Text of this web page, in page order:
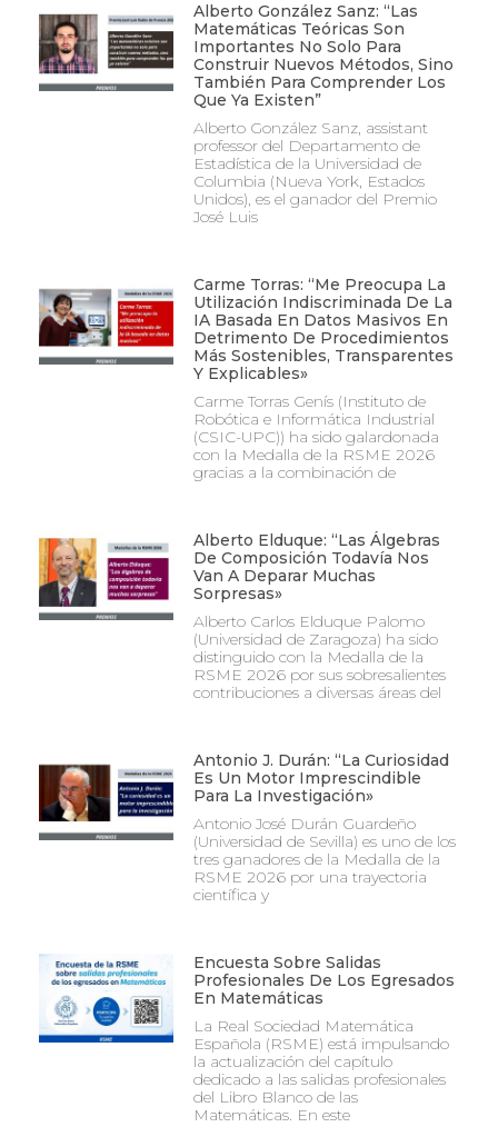
Alberto González Sanz: “Las
Matemáticas Teóricas Son
Importantes No Solo Para
Construir Nuevos Métodos, Sino
También Para Comprender Los
Que Ya Existen”
Alberto González Sanz, assistant
professor del Departamento de
Estadística de la Universidad de
Columbia (Nueva York, Estados
Unidos), es el ganador del Premio
José Luis
Carme Torras: “Me Preocupa La
Utilización Indiscriminada De La
IA Basada En Datos Masivos En
Detrimento De Procedimientos
Más Sostenibles, Transparentes
Y Explicables»
Carme Torras Genís (Instituto de
Robótica e Informática Industrial
(CSIC-UPC)) ha sido galardonada
con la Medalla de la RSME 2026
gracias a la combinación de
Alberto Elduque: “Las Álgebras
De Composición Todavía Nos
Van A Deparar Muchas
Sorpresas»
Alberto Carlos Elduque Palomo
(Universidad de Zaragoza) ha sido
distinguido con la Medalla de la
RSME 2026 por sus sobresalientes
contribuciones a diversas áreas del
Antonio J. Durán: “La Curiosidad
Es Un Motor Imprescindible
Para La Investigación»
Antonio José Durán Guardeño
(Universidad de Sevilla) es uno de los
tres ganadores de la Medalla de la
RSME 2026 por una trayectoria
científica y
Encuesta Sobre Salidas
Profesionales De Los Egresados
En Matemáticas
La Real Sociedad Matemática
Española (RSME) está impulsando
la actualización del capítulo
dedicado a las salidas profesionales
del Libro Blanco de las
Matemáticas. En este